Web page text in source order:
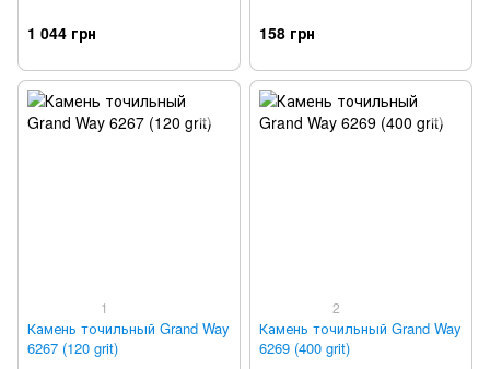
1 044 грн 158 грн
1
Камень точильный Grand Way
6267 (120 grit)
2
Камень точильный Grand Way
6269 (400 grit)